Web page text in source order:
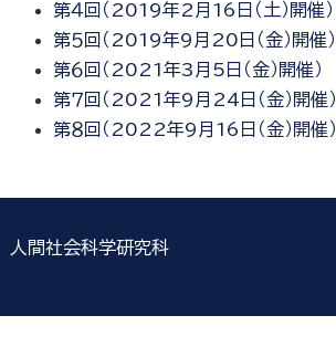
第４回（2019年2月16日（土）開催）
第５回（2019年9月20日（金）開催）
第６回（2021年3月5日（金）開催）
第７回（2021年9月24日（金）開催）
第８回（2022年9月16日（金）開催）
人間社会科学研究科